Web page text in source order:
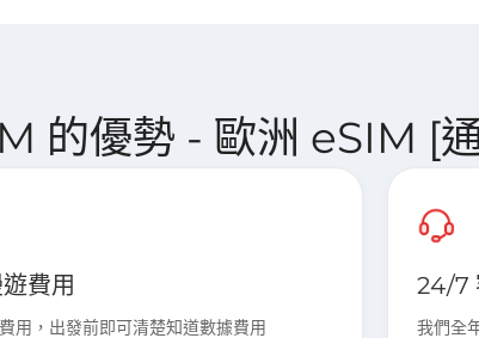
的優勢 - 歐洲 eSIM [
費用
用，出發前即可清楚知道數據費用
24/7
我們全